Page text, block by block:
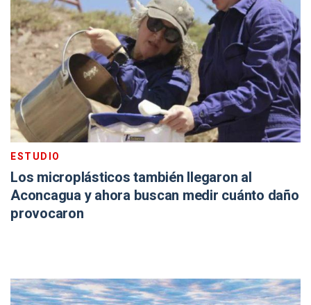
ESTUDIO
Los microplásticos también llegaron al
Aconcagua y ahora buscan medir cuánto daño
provocaron